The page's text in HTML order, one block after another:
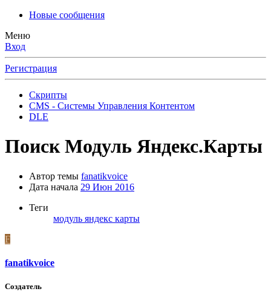
Новые сообщения
Меню
Вход
Регистрация
Скрипты
CMS - Системы Управления Контентом
DLE
Поиск Модуль Яндекс.Карты
Автор темы fanatikvoice
Дата начала 29 Июн 2016
Теги
модуль яндекс карты
F
fanatikvoice
Создатель